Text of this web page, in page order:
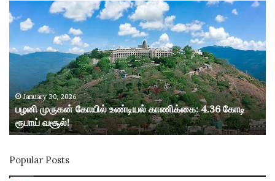
ழ
மு
ன்
கோ
யி
ல்
உ
டி
ய
January 30, 2026
பழனி முருகன் கோயில் உண்டியல் காணிக்கை: 4.36 கோடி
ரூபாய் வசூல்!
Popular Posts